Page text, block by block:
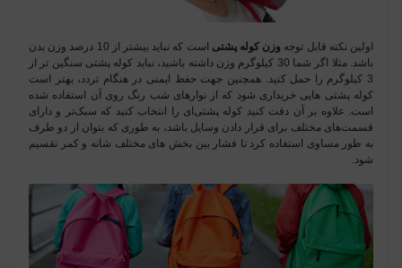
اولین نکته قابل توجه وزن کوله پشتی
است که نباید بیشتر از 10 درصد وزن بدن
باشد. مثلا اگر شما 30 کیلوگرم وزن داشته باشید، نباید کوله پشتی سنگین تر از
3 کیلوگرم را حمل کنید. همچنین جهت حفظ ایمنی در هنگام تردد، بهتر است
کوله پشتی هایی خریداری شود که از نوارهای شب ‌رنگ روی آن استفاده شده
است. علاوه بر آن دقت کنید کوله پشتی‌ای را انتخاب کنید که سبک‌تر و دارای
قسمت‌های مختلف برای قرار دادن وسایل‌ باشد، به طوری که بتوان از دو طرف
به طور مساوی استفاده کرد تا فشار بین بخش های مختلف شانه و کمر تقسیم
شود.